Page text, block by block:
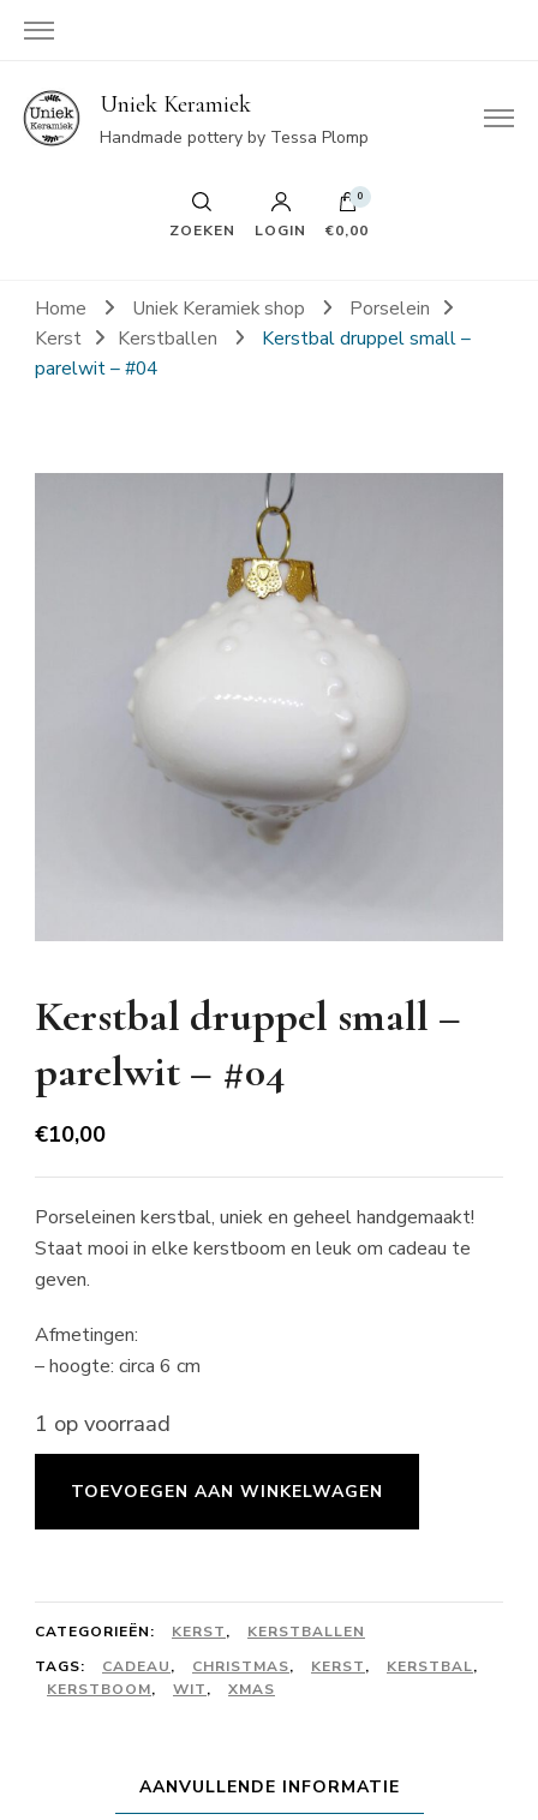
Uniek Keramiek
Handmade pottery by Tessa Plomp
ZOEKEN LOGIN
0
€0,00
Home Uniek Keramiek shop
Porselein
Kerst
Kerstballen
Kerstbal druppel small –
parelwit – #04
Kerstbal druppel small –
parelwit – #04
€10,00
Porseleinen kerstbal, uniek en geheel handgemaakt!
Staat mooi in elke kerstboom en leuk om cadeau te
geven.
Afmetingen:
– hoogte: circa 6 cm
1 op voorraad
parelwit
-
TOEVOEGEN AAN WINKELWAGEN
CATEGORIEËN: KERST,
KERSTBALLEN
TAGS:
CADEAU, CHRISTMAS, KERST, KERSTBAL,
KERSTBOOM, WIT, XMAS
AANVULLENDE INFORMATIE